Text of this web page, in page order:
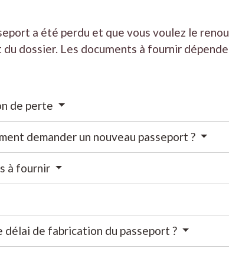
a été perdu et que vous voulez le
du dossier. Les documents à fournir
de perte
demander un nouveau passeport ?
à fournir
délai de fabrication du passeport ?